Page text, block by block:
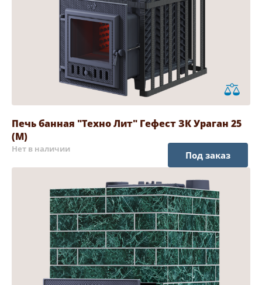
Печь банная "Техно Лит" Гефест ЗК Ураган 25
(М)
Нет в наличии
Под заказ